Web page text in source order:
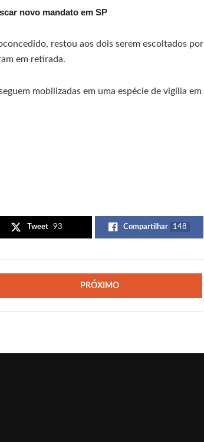
novo mandato em SP
restou aos dois serem escoltados por
em retirada.
mobilizadas em uma espécie de vigília em
Tweet 93 Compartilhar 148
PRÓXIMO